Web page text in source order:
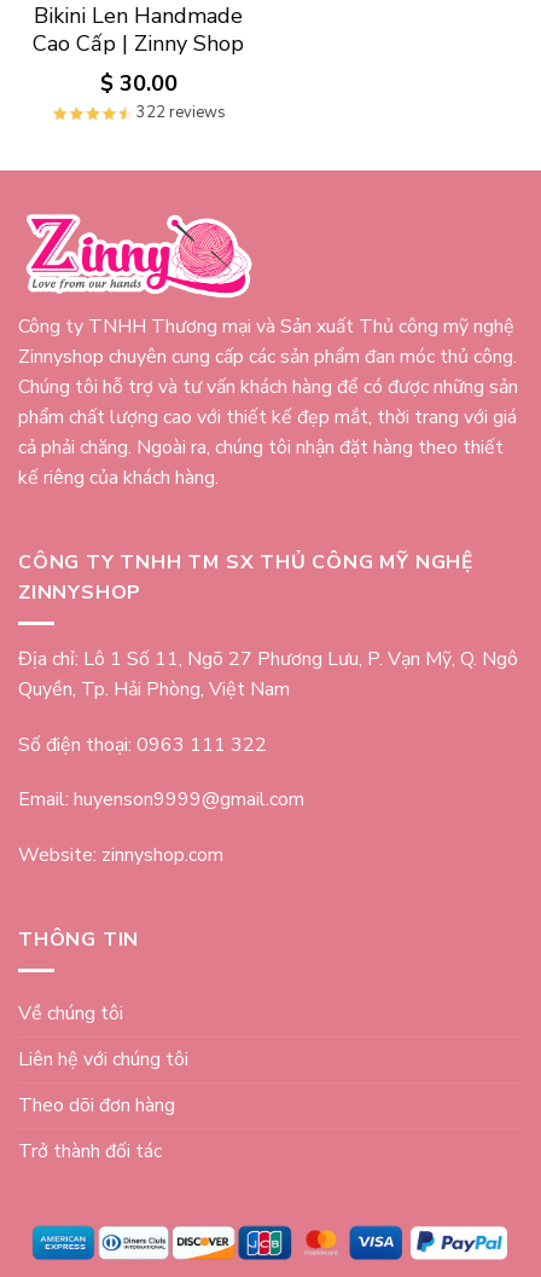
Bikini Len Handmade
Cao Cấp | Zinny Shop
$30.00
322 reviews
Công ty TNHH Thương mại và Sản xuất Thủ công mỹ nghệ
Zinnyshop chuyên cung cấp các sản phẩm đan móc thủ công.
Chúng tôi hỗ trợ và tư vấn khách hàng để có được những sản
phẩm chất lượng cao với thiết kế đẹp mắt, thời trang với giá
cả phải chăng. Ngoài ra, chúng tôi nhận đặt hàng theo thiết
kế riêng của khách hàng.
CÔNG TY TNHH TM SX THỦ CÔNG MỸ NGHỆ
ZINNYSHOP
Địa chỉ: Lô 1 Số 11, Ngõ 27 Phương Lưu, P. Vạn Mỹ, Q. Ngô
Quyền, Tp. Hải Phòng, Việt Nam
Số điện thoại: 0963 111 322
Email: huyenson9999@gmail.com
Website: zinnyshop.com
THÔNG TIN
Về chúng tôi
Liên hệ với chúng tôi
Theo dõi đơn hàng
Trở thành đối tác